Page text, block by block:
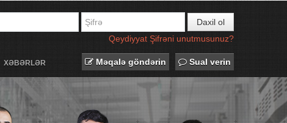
Daxil ol
Qeydiyyat Şifrəni unutmusunuz?
XƏBƏRLƏR Məqalə göndərin Sual verin